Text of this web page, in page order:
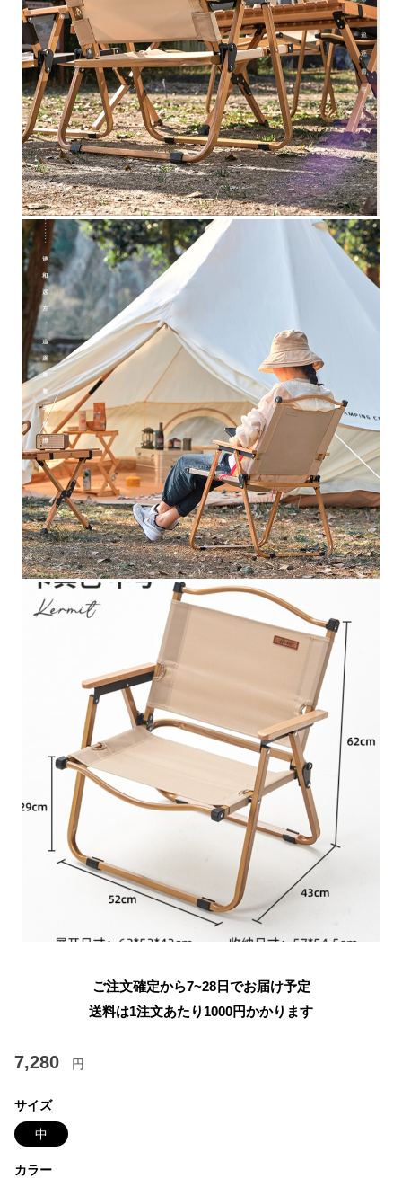
ご注文確定から7~28日でお届け予定
送料は1注文あたり 1000円かかります
7,280 円
サイズ
中
カラー